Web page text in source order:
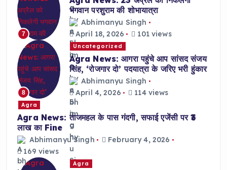
7
भगवान परशुराम की शोभायात्रा
Abhimanyu Singh
April 18, 2026
101 views
8
Uncategorized
Agra News: आगरा पहुंचे आप सांसद संजय
सिंह, ‘रोजगार दो’ पदयात्रा के जरिए भरी हुंकार
Abhimanyu Singh
April 4, 2026
114 views
Agra
Agra News: ताजमहल के पास गंदगी, सफाई एजेंसी पर ₹3
लाख का Fine
Abhimanyu Singh
February 4, 2026
169 views
Agra